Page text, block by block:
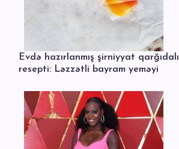
Evdə hazırlanmış şirniyyat qarğıdalı
resepti: Ləzzətli bayram yeməyi